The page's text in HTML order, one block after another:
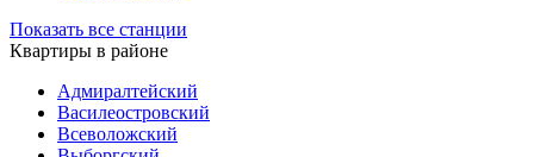
Показать все станции
Квартиры в районе
Адмиралтейский
Василеостровский
Всеволожский